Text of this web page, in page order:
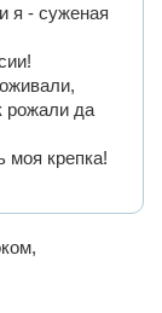
я - суженая
рожали да
моя крепка!